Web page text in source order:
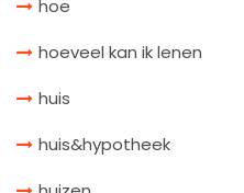
hoe
hoeveel kan ik lenen
huis
huis&hypotheek